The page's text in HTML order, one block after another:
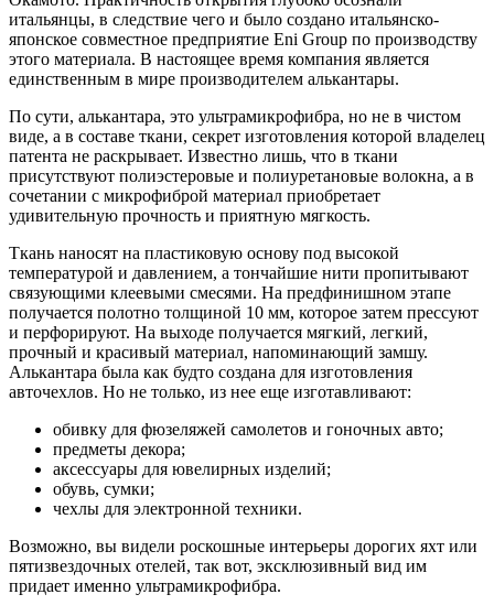
итальянцы, в следствие чего и было создано итальянско-
японское совместное предприятие Eni Group по производству
этого материала. В настоящее время компания является
единственным в мире производителем алькантары.
По сути, алькантара, это ультрамикрофибра, но не в чистом
виде, а в составе ткани, секрет изготовления которой владелец
патента не раскрывает. Известно лишь, что в ткани
присутствуют полиэстеровые и полиуретановые волокна, а в
сочетании с микрофиброй материал приобретает
удивительную прочность и приятную мягкость.
Ткань наносят на пластиковую основу под высокой
температурой и давлением, а тончайшие нити пропитывают
связующими клеевыми смесями. На предфинишном этапе
получается полотно толщиной 10 мм, которое затем прессуют
и перфорируют. На выходе получается мягкий, легкий,
прочный и красивый материал, напоминающий замшу.
Алькантара была как будто создана для изготовления
авточехлов. Но не только, из нее еще изготавливают:
обивку для фюзеляжей самолетов и гоночных авто;
предметы декора;
аксессуары для ювелирных изделий;
обувь, сумки;
чехлы для электронной техники.
Возможно, вы видели роскошные интерьеры дорогих яхт или
пятизвездочных отелей, так вот, эксклюзивный вид им
придает именно ультрамикрофибра.